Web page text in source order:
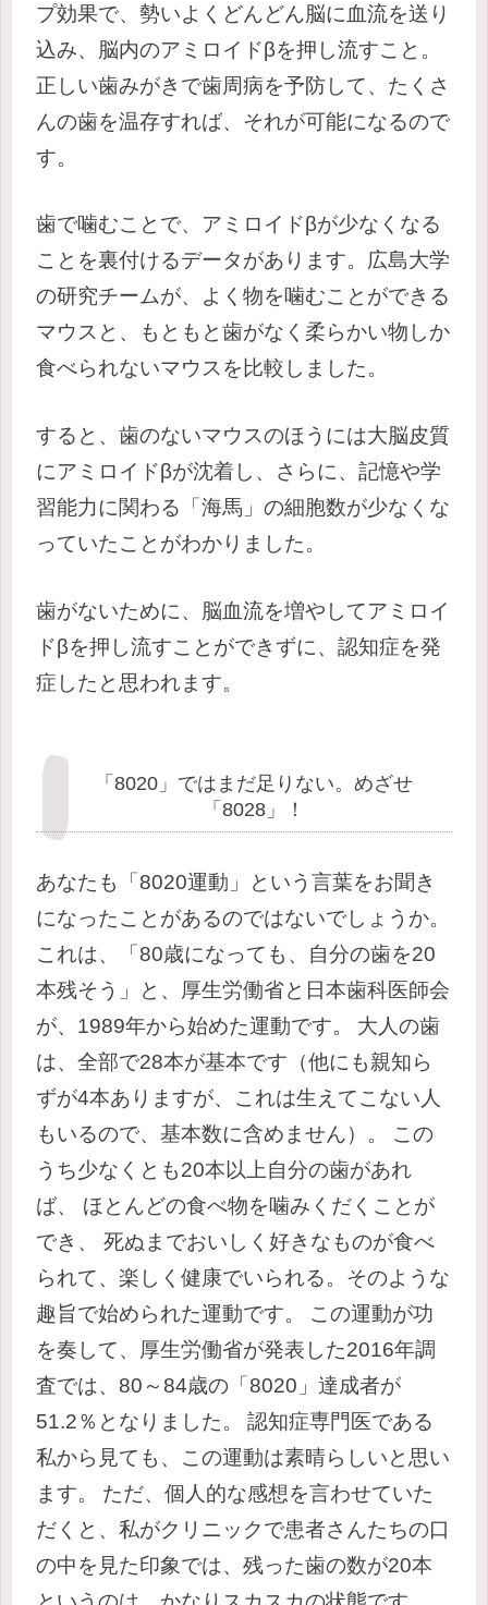
プ効果で、勢いよくどんどん脳に血流を送り
込み、脳内のアミロイドβを押し流すこと。
正しい歯みがきで歯周病を予防して、たくさ
んの歯を温存すれば、それが可能になるので
す。
歯で噛むことで、アミロイドβが少なくなる
ことを裏付けるデータがあります。 広島大学
の研究チームが、よく物を噛むことができる
マウスと、もともと歯がなく柔らかい物しか
食べられないマウスを比較しました。
すると、歯のないマウスのほうには大脳皮質
にアミロイドβが沈着し、さらに、記憶や学
習能力に関わる「海馬」の細胞数が少なくな
っていたことがわかりました。
歯がないために、脳血流を増やしてアミロイ
ドβを押し流すことができずに、認知症を発
症したと思われます。
「8020」ではまだ足りない。めざせ
「8028」！
あなたも「8020運動」という言葉をお聞き
になったことがあるのではないでしょうか。
これは、「80歳になっても、自分の歯を20
本残そう」と、厚生労働省と日本歯科医師会
が、1989年から始めた運動です。
大人の歯
は、全部で28本が基本です（他にも親知ら
ずが4本ありますが、これは生えてこない人
もいるので、基本数に含めません）。
この
うち少なくとも20本以上自分の歯があれ
ば、 ほとんどの食べ物を噛みくだくことが
でき、 死ぬまでおいしく好きなものが食べ
られて、楽しく健康でいられる。そのような
趣旨で始められた運動です。
この運動が功
を奏して、厚生労働省が発表した2016年調
査では、80～84歳の「8020」達成者が
51.2％となりました。
認知症専門医である
私から見ても、この運動は素晴らしいと思い
ます。
ただ、個人的な感想を言わせていた
だくと、私がクリニックで患者さんたちの口
の中を見た印象では、残った歯の数が20本